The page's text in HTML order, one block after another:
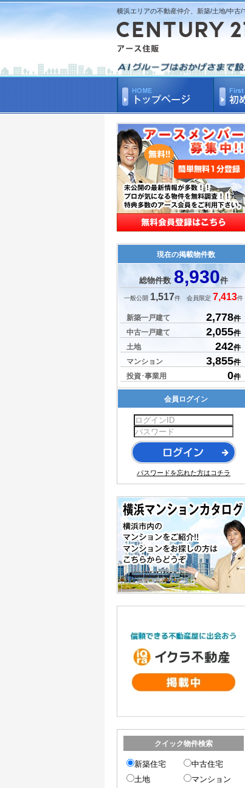
横浜エリアの不動産仲介、新築/土地/中古/
現在の掲載物件数
総物件数 8,930件
一般公開 1,517件 会員限定 7,413件
新築一戸建て 2,778件
中古一戸建て
2,055件
土地
242件
マンション
3,855件
投資･事業用
0件
会員ログイン
パスワードを忘れた方はコチラ
クイック物件検索
新築住宅
中古住宅
土地
マンション